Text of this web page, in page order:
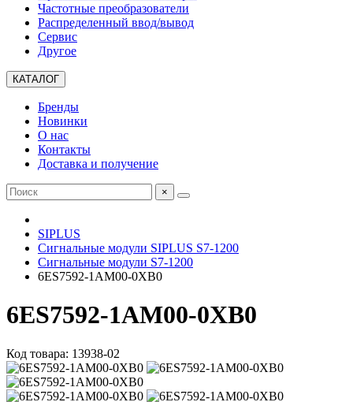
Частотные преобразователи
Распределенный ввод/вывод
Сервис
Другое
КАТАЛОГ
Бренды
Новинки
О нас
Контакты
Доставка и получение
×
SIPLUS
Сигнальные модули SIPLUS S7-1200
Сигнальные модули S7-1200
6ES7592-1AM00-0XB0
6ES7592-1AM00-0XB0
Код товара: 13938-02